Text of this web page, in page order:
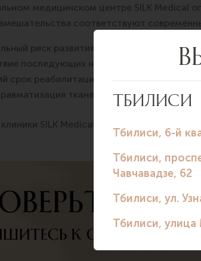
медицинском центре SILK Medical
соответствуют
риск развития осложнений и
последующих нарушений функции
срок реабилитации
тканей.
SILK Medical — это опытные